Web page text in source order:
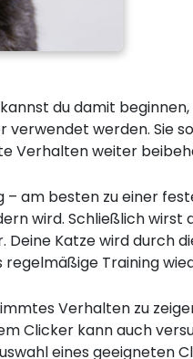
du damit
verwendet werden. Sie
Verhalten weiter
am besten zu einer
wird. Schließlich
Katze wird durch
Training
Verhalten zu
Clicker kann auch
eines geeigneten